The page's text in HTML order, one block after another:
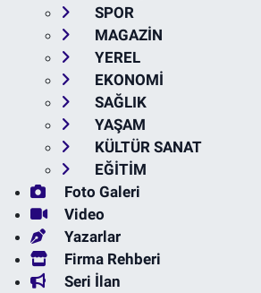
SPOR
MAGAZİN
YEREL
EKONOMİ
SAĞLIK
YAŞAM
KÜLTÜR SANAT
EĞİTİM
Foto Galeri
Video
Yazarlar
Firma Rehberi
Seri İlan